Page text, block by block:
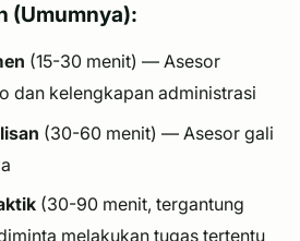
(Umumnya):
(15-30 menit) — Asesor
dan kelengkapan administrasi
(30-60 menit) — Asesor gali
(30-90 menit, tergantung
melakukan tugas tertentu